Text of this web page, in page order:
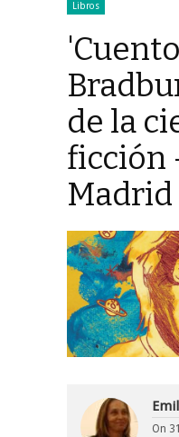
Libros
de la
ficción
Madrid
On